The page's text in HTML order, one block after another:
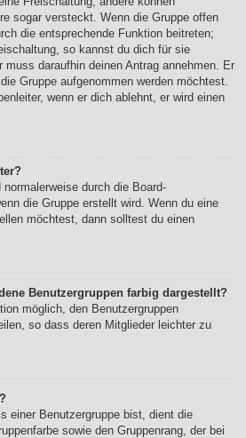
sogar versteckt. Wenn die Gruppe offen
die entsprechende Funktion beitreten;
so kannst du dich für sie
muss daraufhin deinen Antrag annehmen. Er
Gruppe aufgenommen werden möchtest.
wenn er dich ablehnt, er wird einen
normalerweise durch die Board-
die Gruppe erstellt wird. Wenn du eine
möchtest, dann solltest du einen
Benutzergruppen farbig dargestellt?
möglich, den Benutzergruppen
so dass deren Mitglieder leichter zu
einer Benutzergruppe bist, dient die
sowie den Gruppenrang, der bei